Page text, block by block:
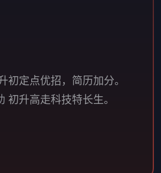
初定点优招，简历加分。
初升高走科技特长生。